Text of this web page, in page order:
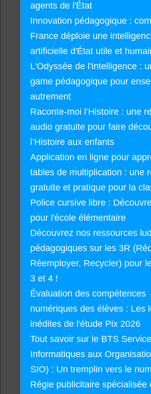
agents de l'État
Innovation pédagogique :
France déploie une
artificielle d'État utile et
L'Odyssée de l'Intelligence :
game pédagogique pour
autrement
Raconte-moi l’Histoire : une
audio gratuite pour faire
l’Histoire aux enfants
Application en ligne pour
tables de multiplication : une
gratuite et pratique pour la
Police cursive libre :
pour l'école élémentaire
Découvrez nos ressources
pédagogiques sur les 3R
Réemployer, Recycler) pour
3 et 4 !
Évaluation des compétences
numériques des élèves : Les
inédites de l'étude Pix 2026
Tout savoir sur le BTS
Informatiques aux
SIO) : Un tremplin vers le
Régie publicitaire spécialisée